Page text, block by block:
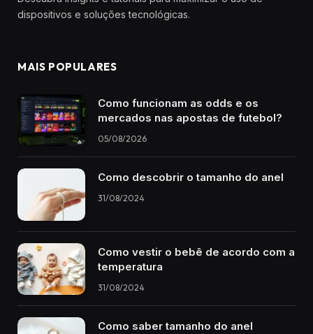
dispositivos e soluções tecnológicas.
MAIS POPULARES
Como funcionam as odds e os
mercados nas apostas de futebol?
05/08/2026
Como descobrir o tamanho do anel
31/08/2024
Como vestir o bebê de acordo com a
temperatura
31/08/2024
Como saber tamanho do anel